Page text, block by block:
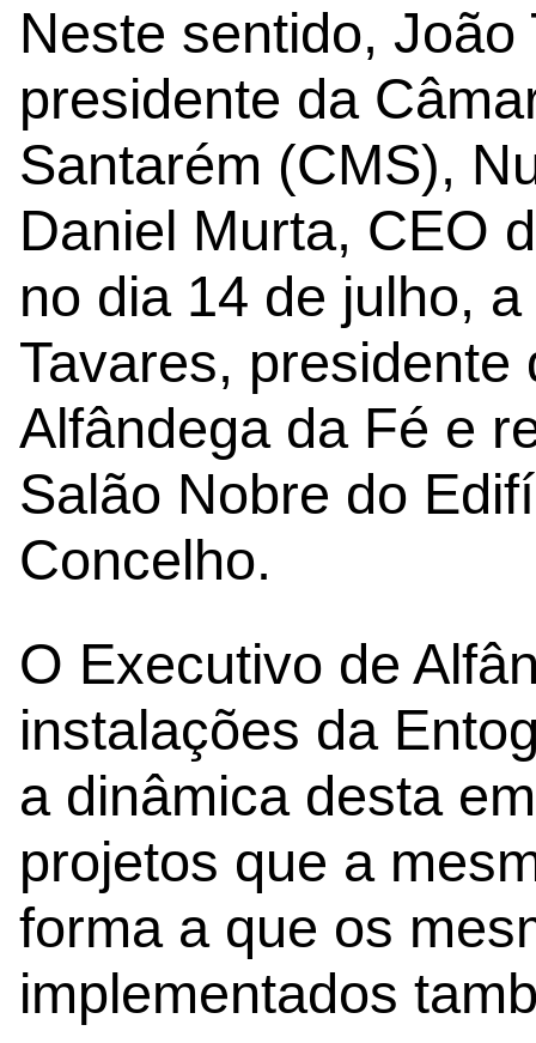
Neste sentido,
presidente da
Santarém (CMS),
Daniel Murta, CEO
no dia 14 de julho,
Tavares,
Alfândega da Fé e
Salão Nobre do
Concelho.
O Executivo de
instalações da
a dinâmica desta
projetos que a
forma a que os
implementados